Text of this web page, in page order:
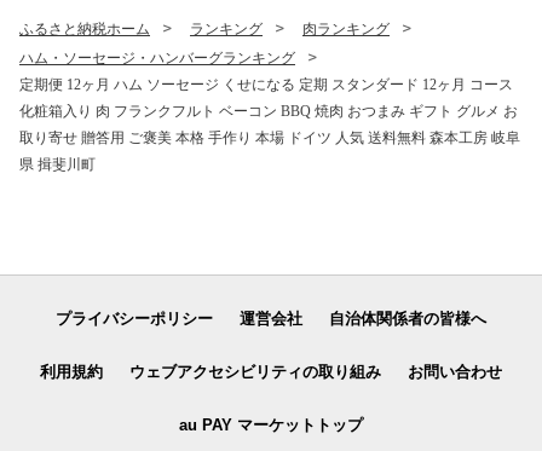
ふるさと納税ホーム ランキング
肉ランキング
ハム・ソーセージ・ハンバーグランキング
定期便 12ヶ月 ハム ソーセージ くせになる 定期 スタンダード 12ヶ月 コース
化粧箱入り 肉 フランクフルト ベーコン BBQ 焼肉 おつまみ ギフト グルメ お
取り寄せ 贈答用 ご褒美 本格 手作り 本場 ドイツ 人気 送料無料 森本工房 岐阜
県 揖斐川町
プライバシーポリシー 運営会社 自治体関係者の皆様へ
利用規約 ウェブアクセシビリティの取り組み お問い合わせ
au PAY マーケットトップ